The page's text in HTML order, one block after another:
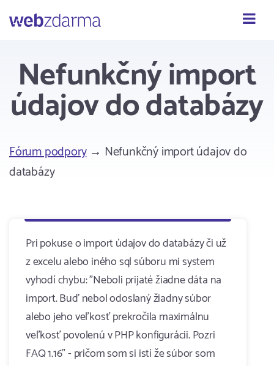
Webzdarma
Nefunkčný import
údajov do databázy
Fórum podpory→ Nefunkčný import údajov do
databázy
Pri pokuse o import údajov do databázy či už
z excelu alebo iného sql súboru mi system
vyhodí chybu: "Neboli prijaté žiadne dáta na
import. Buď nebol odoslaný žiadny súbor
alebo jeho veľkosť prekročila maximálnu
veľkosť povolenú v PHP konfigurácii. Pozri
FAQ 1.16" - pričom som si istí že súbor som